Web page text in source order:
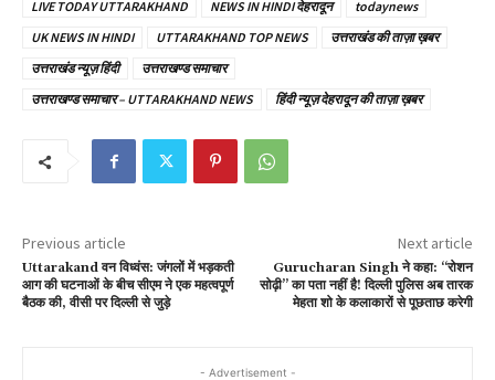
LIVE TODAY UTTARAKHAND
NEWS IN HINDI देहरादून
todaynews
UK NEWS IN HINDI
UTTARAKHAND TOP NEWS
उत्तराखंड की ताज़ा ख़बर
उत्तराखंड न्यूज़ हिंदी
उत्तराखण्ड समाचार
उत्तराखण्ड समाचार – UTTARAKHAND NEWS
हिंदी न्यूज़ देहरादून की ताज़ा ख़बर
Previous article
Uttarakand वन विध्वंस: जंगलों में भड़कती
आग की घटनाओं के बीच सीएम ने एक महत्वपूर्ण
बैठक की, वीसी पर दिल्ली से जुड़े
Next article
Gurucharan Singh ने कहा: “रोशन
सोढ़ी” का पता नहीं है! दिल्ली पुलिस अब तारक
मेहता शो के कलाकारों से पूछताछ करेगी
- Advertisement -